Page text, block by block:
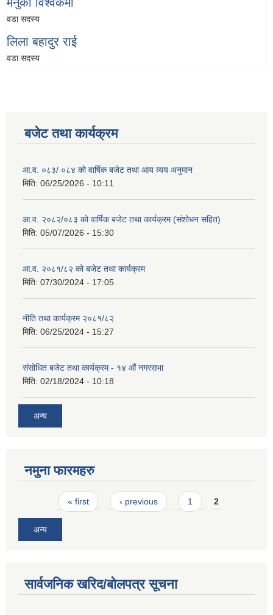
वडा सदस्य
लिला बहादुर राई
वडा सदस्य
बजेट तथा कार्यक्रम
आ.व. ०८३/ ०८४ को वार्षिक बजेट तथा आय व्यय अनुमान
मिति: 06/25/2026 - 10:11
आ.व. २०८२/०८३ को वार्षिक बजेट तथा कार्यक्रम (संशोधन सहित)
मिति: 05/07/2026 - 15:30
आ.व. २०८१/८२ को बजेट तथा कार्यक्रम
मिति: 07/30/2024 - 17:05
नीति तथा कार्यक्रम २०८१/८२
मिति: 06/25/2024 - 15:27
संसोधित बजेट तथा कार्यक्रम - १४ औं नगरसभा
मिति: 02/18/2024 - 10:18
अन्य
नमुना फारमहरु
Pages« first ‹ previous 1 2
अन्य
सार्वजनिक खरिद/बोलपत्र सूचना